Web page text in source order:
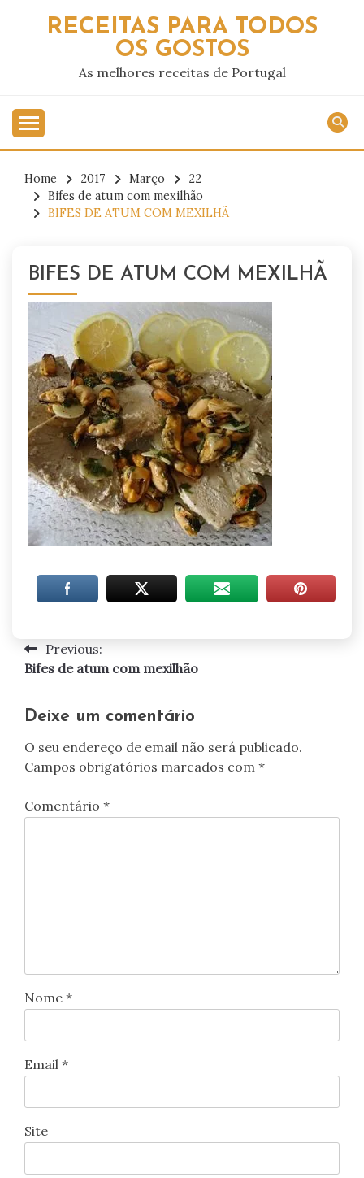
RECEITAS PARA TODOS
OS GOSTOS
As melhores receitas de Portugal
Home 2017 Março
22
Bifes de atum com mexilhão
BIFES DE ATUM COM MEXILHÃ
BIFES DE ATUM COM MEXILHÃ
Navegação
artigos
Previous:
Bifes de atum com mexilhão
Deixe um comentário
O seu endereço de email não será publicado.
Campos obrigatórios marcados com *
Comentário *
Nome *
Email *
Site